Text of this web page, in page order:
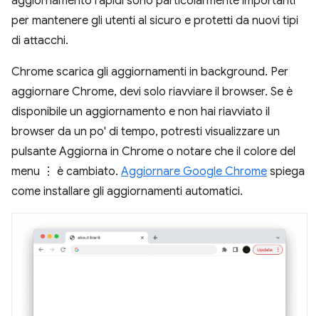
per mantenere gli utenti al sicuro e protetti da nuovi tipi
di attacchi.
Chrome scarica gli aggiornamenti in background. Per
aggiornare Chrome, devi solo riavviare il browser. Se è
disponibile un aggiornamento e non hai riavviato il
browser da un po' di tempo, potresti visualizzare un
pulsante Aggiorna in Chrome o notare che il colore del
menu ⋮ è cambiato. Aggiornare Google Chrome spiega
come installare gli aggiornamenti automatici.